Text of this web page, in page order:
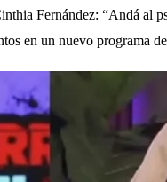
Fernández: “Andá al
en un nuevo programa